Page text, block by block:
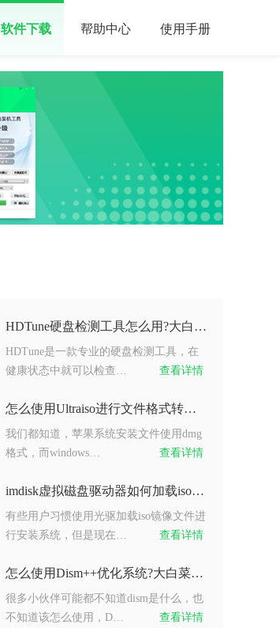
软件下载 帮助中心 使用手册
HDTune硬盘检测工具怎么用?大白菜HDTune使用教程
HDTune是一款专业的硬盘检测工具，在
健康状态中就可以检查…
查看详情
怎么使用Ultraiso进行文件格式转换?大白菜Ultraiso使用教程
我们都知道，苹果系统安装文件使用dmg
格式，而windows…
查看详情
imdisk虚拟磁盘驱动器如何加载iso文件?大白菜ImDisk加载iso文件教程
有些用户习惯使用光驱加载iso镜像文件进
行安装系统，但是现在…
查看详情
怎么使用Dism++优化系统?大白菜dism工具系统优化怎么使用
很多小伙伴可能都不知道dism是什么，也
不知道该怎么使用，D…
查看详情